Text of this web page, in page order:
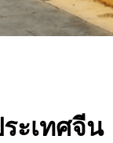
ะเทศจีน